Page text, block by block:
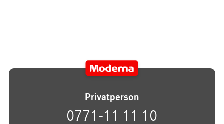
Privatperson
0771-11 11 10